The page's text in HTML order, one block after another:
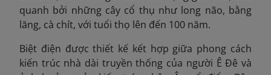
quanh bởi những cây cổ thụ như long não, bằng
lăng, cà chít, với tuổi thọ lên đến 100 năm.
Biệt điện được thiết kế kết hợp giữa phong cách
kiến trúc nhà dài truyền thống của người Ê Đê và